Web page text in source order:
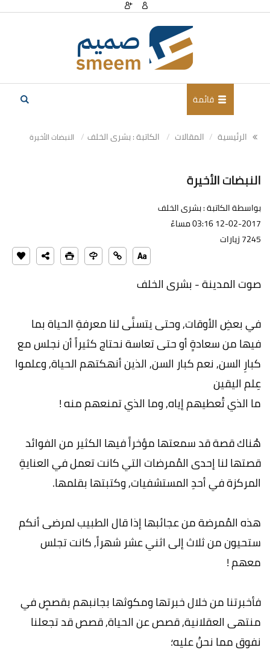
قائمة
الرئيسية المقالات الكاتبة : بشرى الخلف النبضات الأخيرة
النبضات الأخيرة
بواسطة الكاتبة : بشرى الخلف
12-02-2017 03:16 مساءً
7245 زيارات
صوت المدينة - بشرى الخلف
في بعضِ الأوقات, وحتى يتسنَّى لنا معرفةِ الحياة بما
فيها من سعادةٍ أو حتى تعاسة نحتاج كثيراً أن نجلس مع
كبارِ السن, نعم كبار السن, الذين أنهكتهم الحياة, وعلموا
عِلم اليقين
ما الذي تُعطيهم إياه, وما الذي تمنعهم منه !
هُناك قصة قد سمعتها مؤخراً فيها الكثير من الفوائد
قصتها لنا إحدى المُمرضات التي كانت تعمل في العنايةِ
المركزة في أحدِ المستشفيات, وكتبتها بقلمها.
هذه المُمرضة من عجائبها إذا قال الطبيب لمرضى أنكم
ستحيون من ثلاث إلى اثني عشر شهراً, كانت تجلس
معهم !
فأخبرتنا من خلال خبرتها ومكوثها بجانبهم بقصصٍ في
منتهى العقلانية, قصص عن الحياة, قصص قد تجعلنا
نفوق مما نحنُ عليه؛